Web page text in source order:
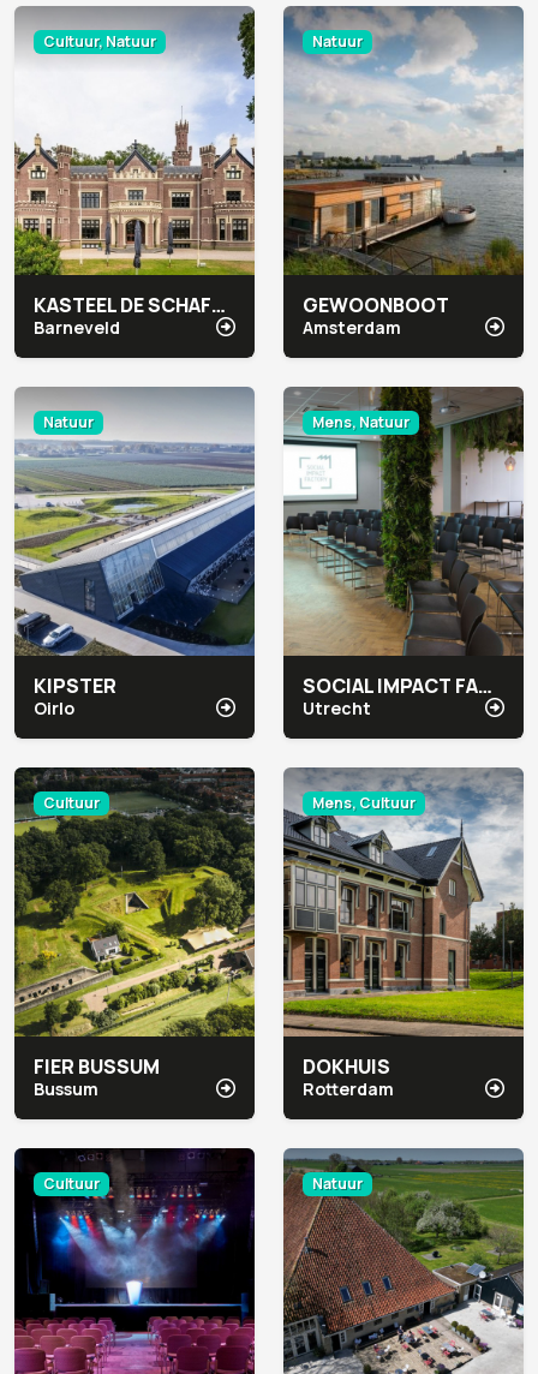
Cultuur, Natuur
KASTEEL DE SCHAFFELAAR
Barneveld
Natuur
GEWOONBOOT
Amsterdam
Natuur
KIPSTER
Oirlo
Mens, Natuur
SOCIAL IMPACT FACTORY
Utrecht
Cultuur
FIER BUSSUM
Bussum
Mens, Cultuur
DOKHUIS
Rotterdam
Cultuur Natuur